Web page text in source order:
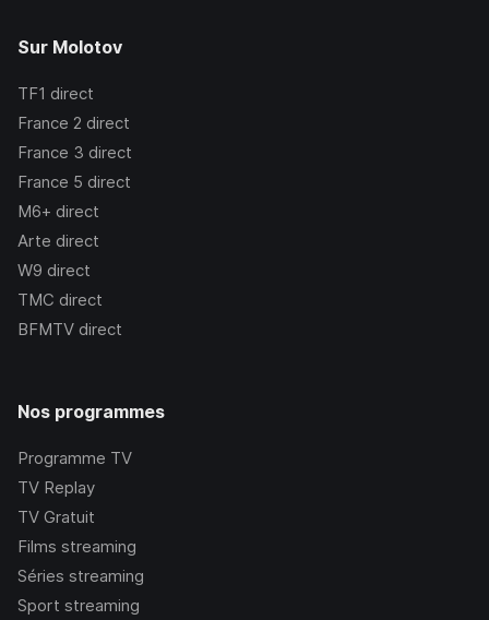
Sur Molotov
TF1 direct
France 2 direct
France 3 direct
France 5 direct
M6+ direct
Arte direct
W9 direct
TMC direct
BFMTV direct
Nos programmes
Programme TV
TV Replay
TV Gratuit
Films streaming
Séries streaming
Sport streaming